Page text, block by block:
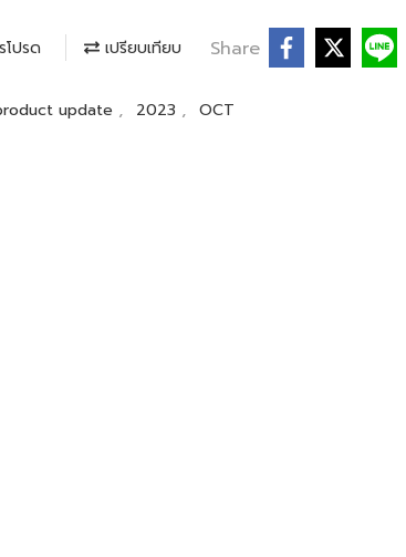
โปรด เปรียบเทียบ Share
update , 2023 , OCT